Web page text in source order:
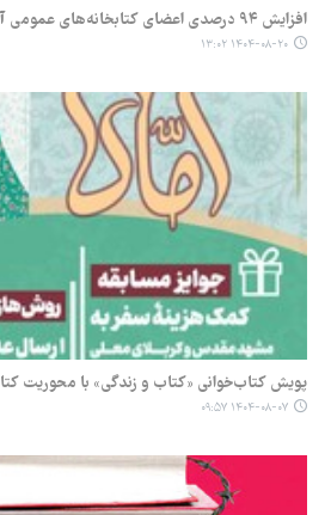
افزایش ۹۴ درصدی اعضای کتابخانه‌های عمومی آذربایجان شرقی
۱۴۰۴-۰۸-۲۰ ۱۳:۰۲
پویش کتاب‌خوانی «کتاب و زندگی» با محوریت
۱۴۰۴-۰۸-۰۷ ۰۹:۵۷